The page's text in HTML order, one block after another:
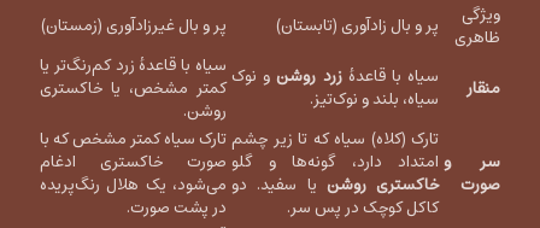
ویژگی
ظاهری
پر و بال زادآوری (تابستان) پر و بال غیرزادآوری (زمستان)
منقار سیاه با قاعدهٔزرد روشن و نوک
سیاه، بلند و نوک‌تیز.
سیاه با قاعدهٔ زرد کم‌رنگ‌تر یا
کمتر مشخص، یا خاکستری
روشن.
سر و
صورت
تارک (کلاه) سیاه که تا زیر چشم
امتداد دارد، گونه‌ها و گلو
خاکستری روشن یا سفید. دو
کاکل کوچک در پس سر.
تارک سیاه کمتر مشخص که با
صورت خاکستری ادغام
می‌شود، یک هلال رنگ‌پریده
در پشت صورت.